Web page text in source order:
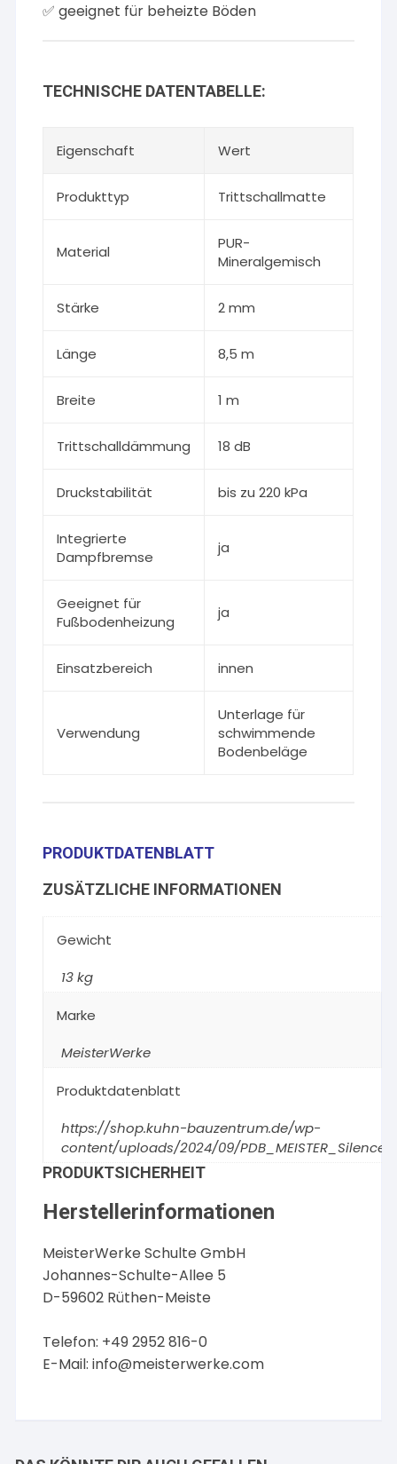
✅ geeignet für beheizte Böden
TECHNISCHE DATENTABELLE:
Eigenschaft Wert
Produkttyp Trittschallmatte
Material
PUR-
Mineralgemisch
Stärke 2 mm
Länge 8,5 m
Breite 1 m
Trittschalldämmung 18 dB
Druckstabilität bis zu 220 kPa
Integrierte
Dampfbremse
ja
Geeignet für
Fußbodenheizung
ja
Einsatzbereich innen
Verwendung
Unterlage für
schwimmende
Bodenbeläge
PRODUKTDATENBLATT
ZUSÄTZLICHE INFORMATIONEN
Gewicht
13 kg
Marke
MeisterWerke
Produktdatenblatt
https://shop.kuhn-bauzentrum.de/wp-
content/uploads/2024/09/
PRODUKTSICHERHEIT
Herstellerinformationen
MeisterWerke Schulte GmbH
Johannes-Schulte-Allee 5
D-59602 Rüthen-Meiste
Telefon: +49 2952 816-0
E-Mail:info@meisterwerke.com